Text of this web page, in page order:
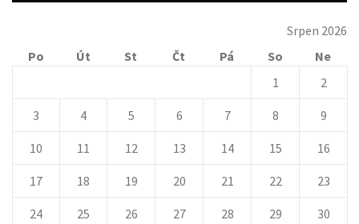
Srpen 2026
Po
Út St Čt Pá So
Ne
1
2
3 4 5 6 7 8 9
10 11 12 13 14 15 16
17 18 19 20 21 22 23
24 25 26 27 28 29 30